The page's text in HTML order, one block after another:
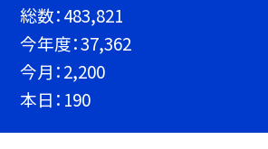
総数：483,821
今年度：37,362
今月：2,200
本日： 190